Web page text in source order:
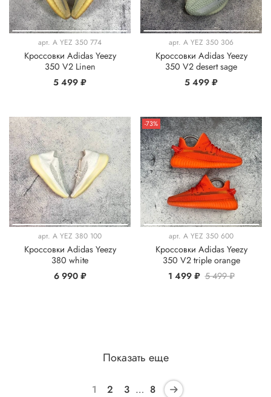
арт. A YEZ 350 774
Кроссовки Adidas Yeezy
350 V2 Linen
5 499 ₽
арт. A YEZ 350 306
Кроссовки Adidas Yeezy
350 V2 desert sage
5 499 ₽
арт. A YEZ 380 100
Кроссовки Adidas Yeezy
380 white
6 990 ₽
-73%
арт. A YEZ 350 600
Кроссовки Adidas Yeezy
350 V2 triple orange
1 499 ₽ 5 499 ₽
Показать еще
1 2 3 … 8